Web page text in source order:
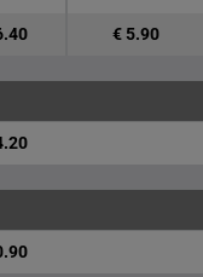
€ 5.90